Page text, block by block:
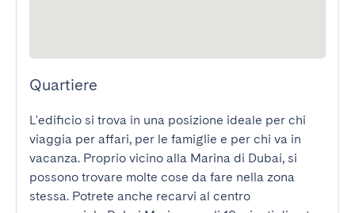
Quartiere
L'edificio si trova in una posizione ideale per chi
viaggia per affari, per le famiglie e per chi va in
vacanza. Proprio vicino alla Marina di Dubai, si
possono trovare molte cose da fare nella zona
stessa. Potrete anche recarvi al centro